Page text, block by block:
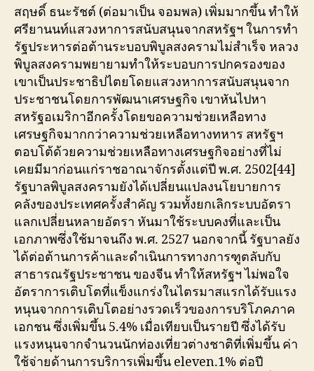
สฤษดิ์ ธนะรัชต์ (ต่อมาเป็น จอมพล) เพิ่มมากขึ้น ทำให้
ศรียานนท์แสวงหาการสนับสนุนจากสหรัฐฯ ในการทำ
รัฐประหารต่อต้านระบอบพิบูลสงครามไม่สำเร็จ หลวง
พิบูลสงครามพยายามทำให้ระบอบการปกครองของ
เขาเป็นประชาธิปไตยโดยแสวงหาการสนับสนุนจาก
ประชาชนโดยการพัฒนาเศรษฐกิจ เขาหันไปหา
สหรัฐอเมริกาอีกครั้งโดยขอความช่วยเหลือทาง
เศรษฐกิจมากกว่าความช่วยเหลือทางทหาร สหรัฐฯ
ตอบโต้ด้วยความช่วยเหลือทางเศรษฐกิจอย่างที่ไม่
เคยมีมาก่อนแก่ราชอาณาจักรตั้งแต่ปี พ.ศ. 2502[44]
รัฐบาลพิบูลสงครามยังได้เปลี่ยนแปลงนโยบายการ
คลังของประเทศครั้งสำคัญ รวมทั้งยกเลิกระบบอัตรา
แลกเปลี่ยนหลายอัตรา หันมาใช้ระบบคงที่และเป็น
เอกภาพซึ่งใช้มาจนถึง พ.ศ. 2527 นอกจากนี้ รัฐบาลยัง
ได้ต่อต้านการค้าและดำเนินการทางการฑูตลับกับ
สาธารณรัฐประชาชน ของจีน ทำให้สหรัฐฯ ไม่พอใจ
อัตราการเติบโตที่แข็งแกร่งในไตรมาสแรกได้รับแรง
หนุนจากการเติบโตอย่างรวดเร็วของการบริโภคภาค
เอกชน ซึ่งเพิ่มขึ้น 5.4% เมื่อเทียบเป็นรายปี ซึ่งได้รับ
แรงหนุนจากจำนวนนักท่องเที่ยวต่างชาติที่เพิ่มขึ้น ค่า
ใช้จ่ายด้านการบริการเพิ่มขึ้น eleven.1% ต่อปี